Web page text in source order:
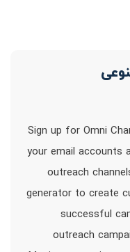
1. Sign up for Omni
your email accounts
outreach
generator to create
successful
outreach